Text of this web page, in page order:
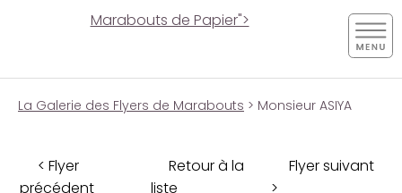
Marabouts de Papier">
La Galerie des Flyers de Marabouts > Monsieur ASIYA
< Flyer
précédent
Retour à la
liste
Flyer suivant
>